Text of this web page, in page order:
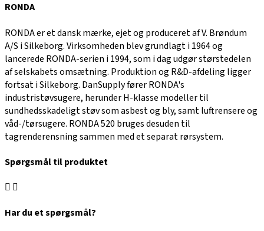
RONDA
RONDA er et dansk mærke, ejet og produceret af V. Brøndum
A/S i Silkeborg. Virksomheden blev grundlagt i 1964 og
lancerede RONDA-serien i 1994, som i dag udgør størstedelen
af selskabets omsætning. Produktion og R&D-afdeling ligger
fortsat i Silkeborg. DanSupply fører RONDA's
industristøvsugere, herunder H-klasse modeller til
sundhedsskadeligt støv som asbest og bly, samt luftrensere og
våd-/tørsugere. RONDA 520 bruges desuden til
tagrenderensning sammen med et separat rørsystem.
Spørgsmål til produktet
Har du et spørgsmål?